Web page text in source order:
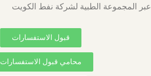
عبر المجموعة الطبية لشركة نفط الكويت
قبول الاستفسارات
محامي قبول الاستفسارات